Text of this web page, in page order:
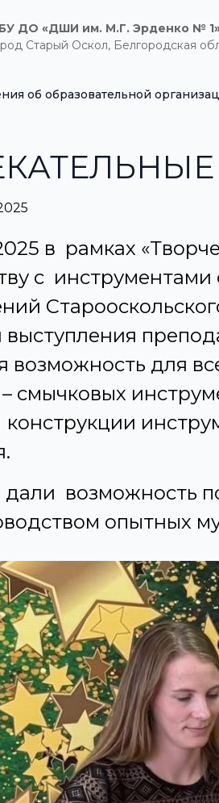
ДО «ДШИ им. М.Г. Эрденко №
Старый Оскол, Белгородская
об образовательной
в рамках
с
возможность для
смычковых
конструкции
дали возможность
опытных